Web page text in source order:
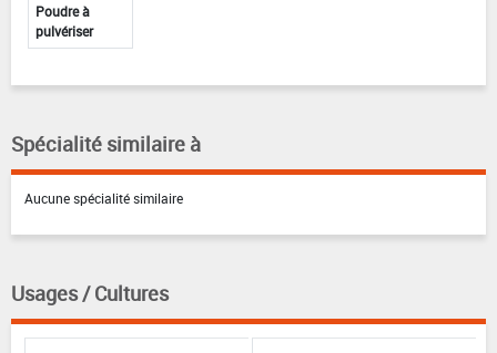
Poudre à
pulvériser
Spécialité similaire à
Aucune spécialité similaire
Usages / Cultures